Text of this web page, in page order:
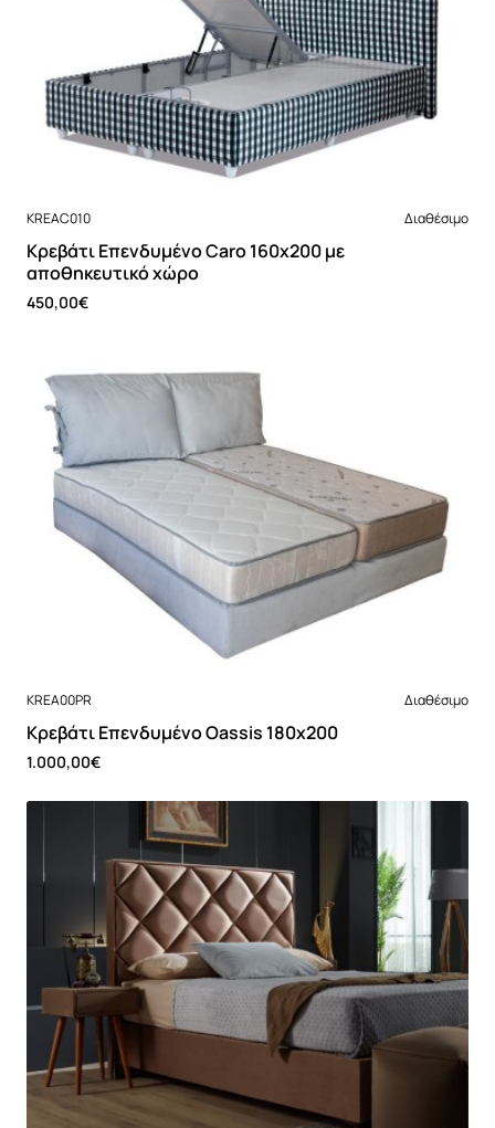
Νέο
KREAC010 Διαθέσιμο
Κρεβάτι Επενδυμένο Caro 160x200 με
αποθηκευτικό χώρο
450,00€
Νέο
KREA00PR Διαθέσιμο
Κρεβάτι Επενδυμένο Oassis 180x200
1.000,00€